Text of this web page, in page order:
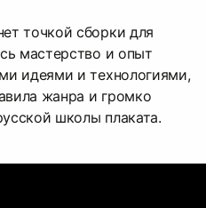
точкой сборки для
мастерство и опыт
идеями и технологиями,
жанра и громко
школы плаката.